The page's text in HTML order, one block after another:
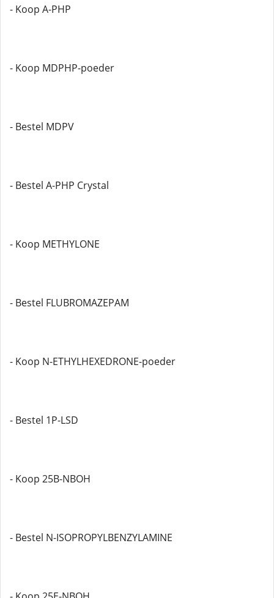
- Koop A-PHP
- Koop MDPHP-poeder
- Bestel MDPV
- Bestel A-PHP Crystal
- Koop METHYLONE
- Bestel FLUBROMAZEPAM
- Koop N-ETHYLHEXEDRONE-poeder
- Bestel 1P-LSD
- Koop 25B-NBOH
- Bestel N-ISOPROPYLBENZYLAMINE